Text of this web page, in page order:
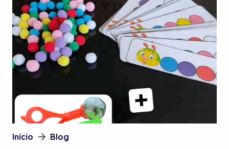
Início Blog